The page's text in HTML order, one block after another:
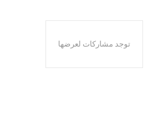
توجد مشاركات لعرضها